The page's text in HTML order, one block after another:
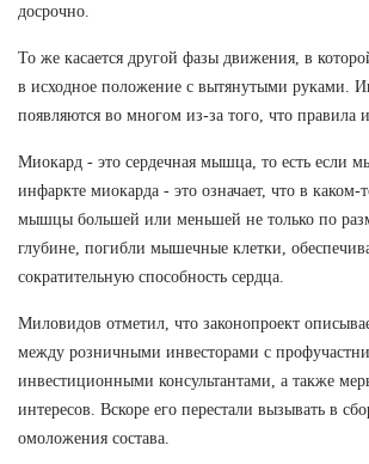
досрочно.
То же касается другой фазы движения, в
в исходное положение с вытянутыми руками.
появляются во многом из-за того, что правила
Миокард - это сердечная мышца, то есть если
инфаркте миокарда - это означает, что в каком-
мышцы большей или меньшей не только по
глубине, погибли мышечные клетки,
сократительную способность сердца.
Миловидов отметил, что законопроект
между розничными инвесторами с
инвестиционными консультантами, а также
интересов. Вскоре его перестали вызывать в
омоложения состава.